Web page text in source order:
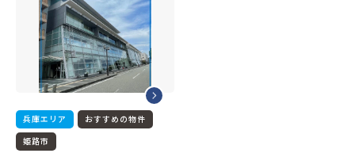
兵庫エリア
おすすめの物件
姫路市